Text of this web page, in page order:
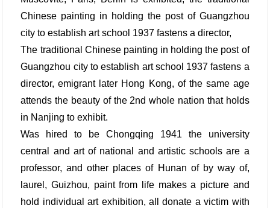
Chinese painting in holding the post of Guangzhou
city to establish art school 1937 fastens a director,
The traditional Chinese painting in holding the post of
Guangzhou city to establish art school 1937 fastens a
director, emigrant later Hong Kong, of the same age
attends the beauty of the 2nd whole nation that holds
in Nanjing to exhibit.
Was hired to be Chongqing 1941 the university
central and art of national and artistic schools are a
professor, and other places of Hunan of by way of,
laurel, Guizhou, paint from life makes a picture and
hold individual art exhibition, all donate a victim with